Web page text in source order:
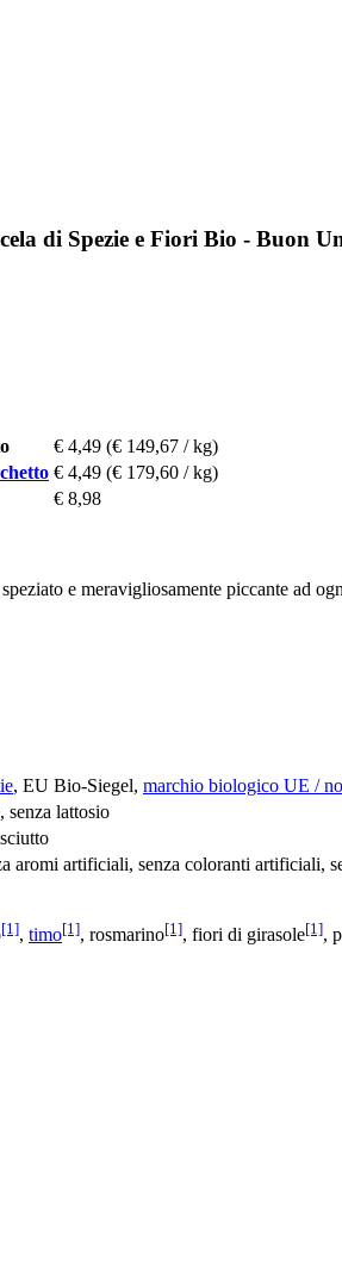
di Spezie e Fiori Bio - Buon
€ 4,49 (€ 149,67 / kg)
€ 4,49 (€ 179,60 / kg)
€ 8,98
e meravigliosamente piccante ad
, EU Bio-Siegel, marchio biologico UE /
senza lattosio
aromi artificiali, senza coloranti artificiali,
[1], timo[1], rosmarino[1], fiori di girasole[1],